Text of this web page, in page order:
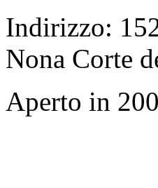
Indirizzo:
Nona Corte
Aperto in